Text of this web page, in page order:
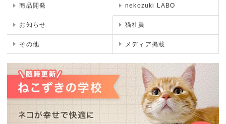
商品開発 nekozuki LABO
お知らせ 猫社員
その他 メディア掲載